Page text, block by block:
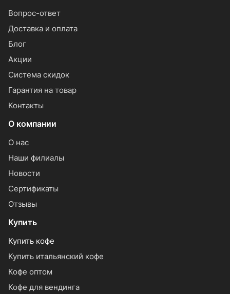
Вопрос-ответ
Доставка и оплата
Блог
Акции
Система скидок
Гарантия на товар
Контакты
О компании
О нас
Наши филиалы
Новости
Сертификаты
Отзывы
Купить
Купить кофе
Купить итальянский кофе
Кофе оптом
Кофе для вендинга